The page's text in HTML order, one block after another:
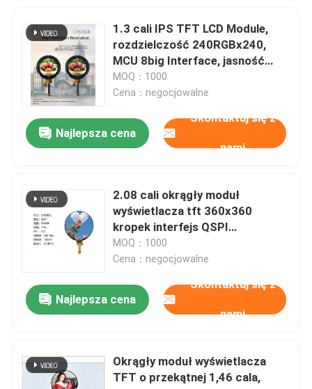
Poprosić o wycenę
Wyświetlacz TFT LCD
Kolorowy wyświetlacz TFT
Moduł wyświetlacza AMOLED
Wyświetlacz mikroedowy
Kwadratowy wyświetlacz TFT
1.3 cali IPS TFT LCD Module,
rozdzielczość 240RGBx240,
MCU 8big Interface, jasność
320, sterowanie IC GC9A01
2LEDS
MOQ：1000
Cena：negocjowalne
Najlepsza cena
Skontaktuj się z
nami
2.08 cali okrągły moduł
wyświetlacza tft 360x360
kropek interfejs QSPI
sterowanie IC GC9B72
MOQ：1000
Cena：negocjowalne
Najlepsza cena
Skontaktuj się z
nami
Okrągły moduł wyświetlacza
TFT o przekątnej 1,46 cala,